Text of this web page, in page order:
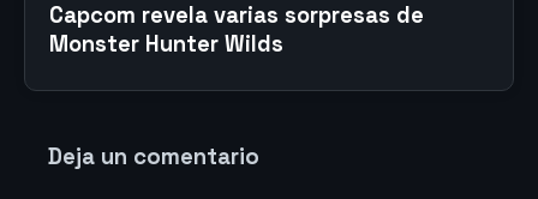
Capcom revela varias sorpresas de
Monster Hunter Wilds
Deja un comentario